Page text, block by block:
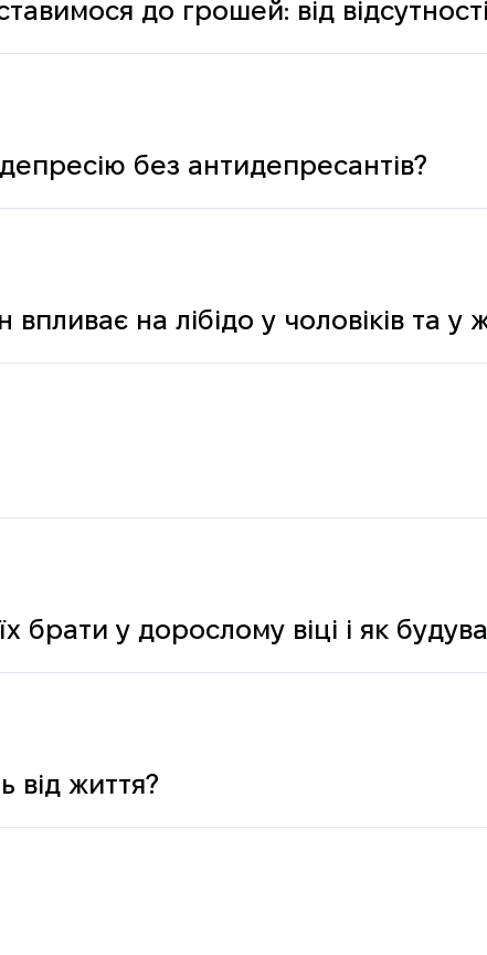
до грошей: від
і психічних причин
без антидепресантів?
впливає на лібідо у чоловіків та у
брати у дорослому віці і як
від життя?